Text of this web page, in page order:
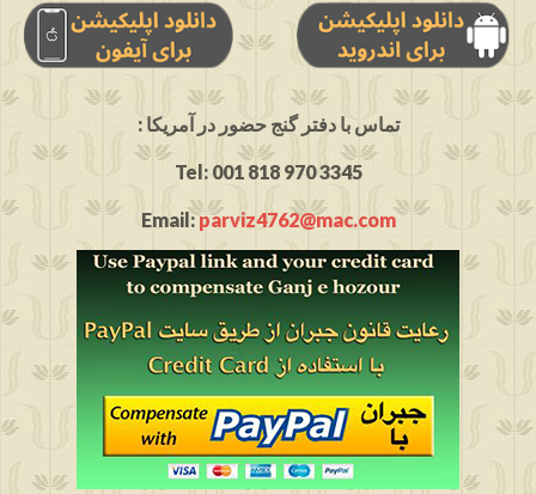
: تماس با دفتر گنج حضور در آمریکا
Tel: 001 818 970 3345
Email:parviz4762@mac.com